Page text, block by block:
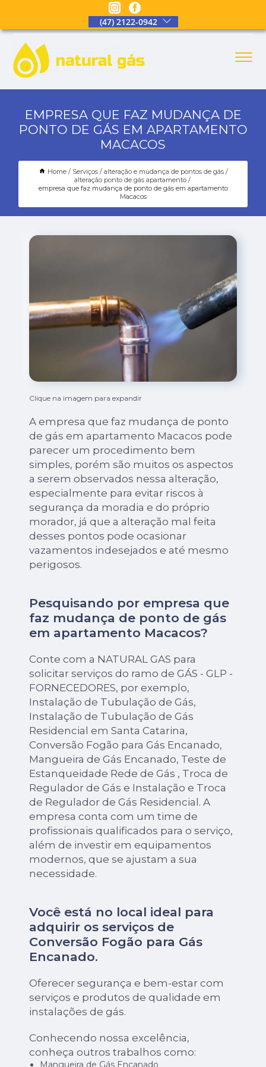
(47) 2122-0942
EMPRESA QUE FAZ MUDANÇA DE
PONTO DE GÁS EM APARTAMENTO
MACACOS
Home Serviços
alteração e mudança de pontos de gás
alteração ponto de gás apartamento
empresa que faz mudança de ponto de gás em apartamento
Macacos
Clique na imagem para expandir
A empresa que faz mudança de ponto
de gás em apartamento Macacos pode
parecer um procedimento bem
simples, porém são muitos os aspectos
a serem observados nessa alteração,
especialmente para evitar riscos à
segurança da moradia e do próprio
morador, já que a alteração mal feita
desses pontos pode ocasionar
vazamentos indesejados e até mesmo
perigosos.
Pesquisando por empresa que
faz mudança de ponto de gás
em apartamento Macacos?
Conte com a NATURAL GAS para
solicitar serviços do ramo de GÁS - GLP -
FORNECEDORES, por exemplo,
Instalação de Tubulação de Gás,
Instalação de Tubulação de Gás
Residencial em Santa Catarina,
Conversão Fogão para Gás Encanado,
Mangueira de Gás Encanado, Teste de
Estanqueidade Rede de Gás , Troca de
Regulador de Gás e Instalação e Troca
de Regulador de Gás Residencial. A
empresa conta com um time de
profissionais qualificados para o serviço,
além de investir em equipamentos
modernos, que se ajustam a sua
necessidade.
Você está no local ideal para
adquirir os serviços de
Conversão Fogão para Gás
Encanado.
Oferecer segurança e bem-estar com
serviços e produtos de qualidade em
instalações de gás.
Conhecendo nossa excelência,
conheça outros trabalhos como:
Mangueira de Gás Encanado